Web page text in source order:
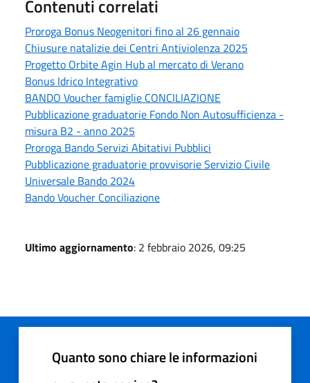
Contenuti correlati
Proroga Bonus Neogenitori fino al 26 gennaio
Chiusure natalizie dei Centri Antiviolenza 2025
Progetto Orbite Agin Hub al mercato di Verano
Bonus Idrico Integrativo
BANDO Voucher famiglie CONCILIAZIONE
Pubblicazione graduatorie Fondo Non Autosufficienza -
misura B2 - anno 2025
Proroga Bando Servizi Abitativi Pubblici
Pubblicazione graduatorie provvisorie Servizio Civile
Universale Bando 2024
Bando Voucher Conciliazione
Ultimo aggiornamento: 2 febbraio 2026, 09:25
Quanto sono chiare le informazioni